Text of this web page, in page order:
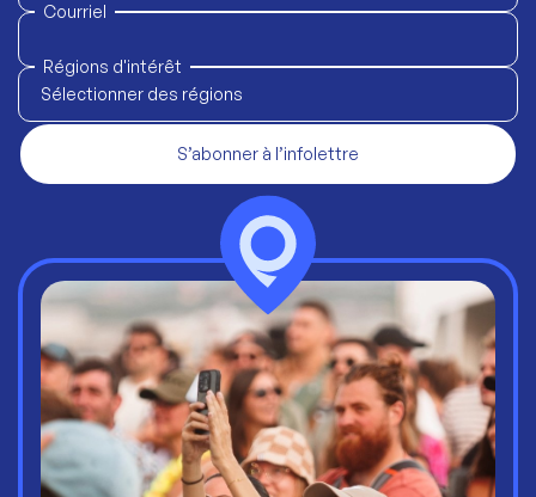
Courriel
Régions d'intérêt
Sélectionner des régions
S’abonner à l’infolettre